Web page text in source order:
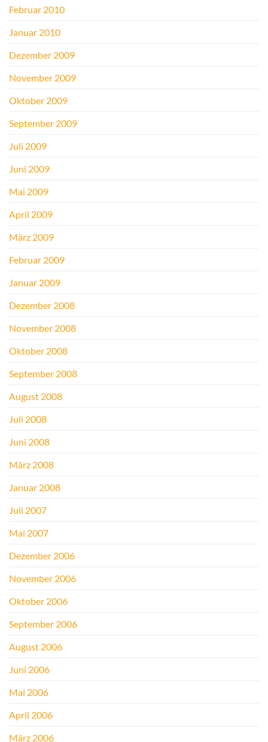
Februar 2010
Januar 2010
Dezember 2009
November 2009
Oktober 2009
September 2009
Juli 2009
Juni 2009
Mai 2009
April 2009
März 2009
Februar 2009
Januar 2009
Dezember 2008
November 2008
Oktober 2008
September 2008
August 2008
Juli 2008
Juni 2008
März 2008
Januar 2008
Juli 2007
Mai 2007
Dezember 2006
November 2006
Oktober 2006
September 2006
August 2006
Juni 2006
Mai 2006
April 2006
März 2006